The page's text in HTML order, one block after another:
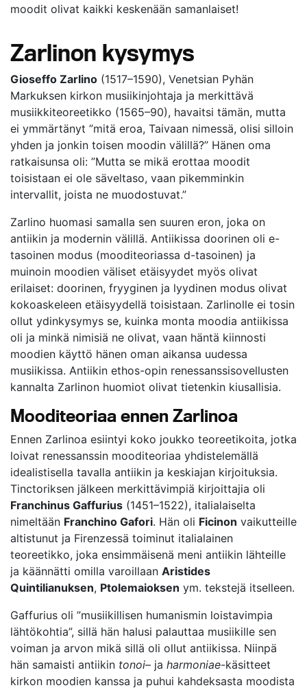
moodit olivat kaikki keskenään samanlaiset!
Zarlinon kysymys
Gioseffo Zarlino (1517–1590), Venetsian Pyhän
Markuksen kirkon musiikinjohtaja ja merkittävä
musiikkiteoreetikko (1565–90), havaitsi tämän, mutta
ei ymmärtänyt ”mitä eroa, Taivaan nimessä, olisi silloin
yhden ja jonkin toisen moodin välillä?” Hänen oma
ratkaisunsa oli: ”Mutta se mikä erottaa moodit
toisistaan ei ole säveltaso, vaan pikemminkin
intervallit, joista ne muodostuvat.”
Zarlino huomasi samalla sen suuren eron, joka on
antiikin ja modernin välillä. Antiikissa doorinen oli e-
tasoinen modus (mooditeoriassa d-tasoinen) ja
muinoin moodien väliset etäisyydet myös olivat
erilaiset: doorinen, fryyginen ja lyydinen modus olivat
kokoaskeleen etäisyydellä toisistaan. Zarlinolle ei tosin
ollut ydinkysymys se, kuinka monta moodia antiikissa
oli ja minkä nimisiä ne olivat, vaan häntä kiinnosti
moodien käyttö hänen oman aikansa uudessa
musiikissa. Antiikin ethos-opin renessanssisovellusten
kannalta Zarlinon huomiot olivat tietenkin kiusallisia.
Mooditeoriaa ennen Zarlinoa
Ennen Zarlinoa esiintyi koko joukko teoreetikoita, jotka
loivat renessanssin mooditeoriaa yhdistelemällä
idealistisella tavalla antiikin ja keskiajan kirjoituksia.
Tinctoriksen jälkeen merkittävimpiä kirjoittajia oli
Franchinus Gaffurius (1451–1522), italialaiselta
nimeltään Franchino Gafori. Hän oli Ficinon vaikutteille
altistunut ja Firenzessä toiminut italialainen
teoreetikko, joka ensimmäisenä meni antiikin lähteille
ja käännätti omilla varoillaan Aristides
Quintilianuksen, Ptolemaioksen ym. tekstejä itselleen.
Gaffurius oli ”musiikillisen humanismin loistavimpia
lähtökohtia”, sillä hän halusi palauttaa musiikille sen
voiman ja arvon mikä sillä oli ollut antiikissa. Niinpä
hän samaisti antiikin tonoi– ja harmoniae-käsitteet
kirkon moodien kanssa ja puhui kahdeksasta moodista